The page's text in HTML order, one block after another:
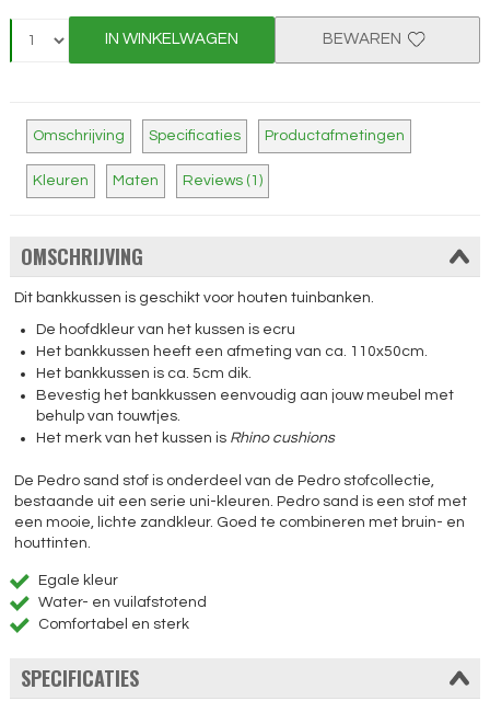
IN WINKELWAGEN BEWAREN
Omschrijving Specificaties Productafmetingen
Kleuren Maten Reviews (1)
OMSCHRIJVING
Dit bankkussen is geschikt voor houten tuinbanken.
De hoofdkleur van het kussen is ecru
Het bankkussen heeft een afmeting van ca. 110x50cm.
Het bankkussen is ca. 5cm dik.
Bevestig het bankkussen eenvoudig aan jouw meubel met
behulp van touwtjes.
Het merk van het kussen is Rhino cushions
De Pedro sand stof is onderdeel van de Pedro stofcollectie,
bestaande uit een serie uni-kleuren. Pedro sand is een stof met
een mooie, lichte zandkleur. Goed te combineren met bruin- en
houttinten.
Egale kleur
Water- en vuilafstotend
Comfortabel en sterk
SPECIFICATIES